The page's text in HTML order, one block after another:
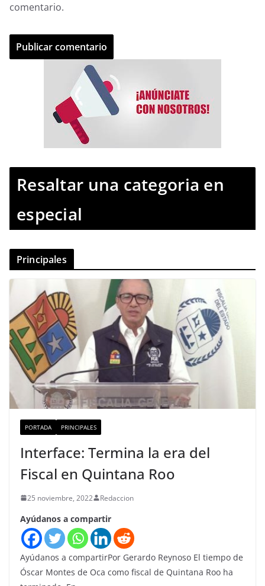
comentario.
Resaltar una categoria en
especial
Principales
PORTADA PRINCIPALES
Interface: Termina la era del
Fiscal en Quintana Roo
25 noviembre, 2022 Redaccion
Ayúdanos a compartir
Ayúdanos a compartirPor Gerardo Reynoso El tiempo de
Óscar Montes de Oca como fiscal de Quintana Roo ha